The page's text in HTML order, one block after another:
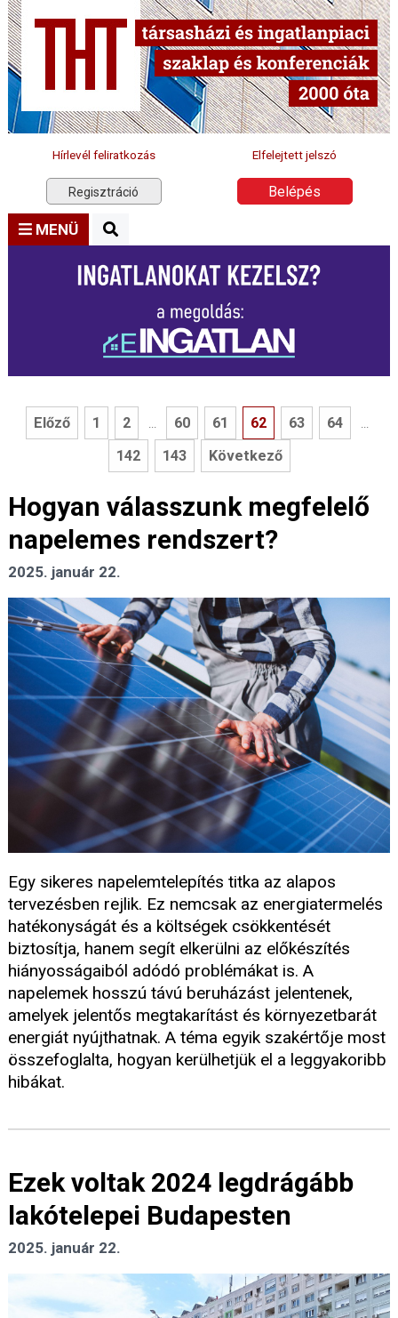
Hírlevél feliratkozás Elfelejtett jelszó
Regisztráció Belépés
MENÜ
Előző 1 2 ... 60 61 62 63 64 ...
142 143 Következő
Hogyan válasszunk megfelelő
napelemes rendszert?
2025. január 22.
Egy sikeres napelemtelepítés titka az alapos
tervezésben rejlik. Ez nemcsak az energiatermelés
hatékonyságát és a költségek csökkentését
biztosítja, hanem segít elkerülni az előkészítés
hiányosságaiból adódó problémákat is. A
napelemek hosszú távú beruházást jelentenek,
amelyek jelentős megtakarítást és környezetbarát
energiát nyújthatnak. A téma egyik szakértője most
összefoglalta, hogyan kerülhetjük el a leggyakoribb
hibákat.
Ezek voltak 2024 legdrágább
lakótelepei Budapesten
2025. január 22.